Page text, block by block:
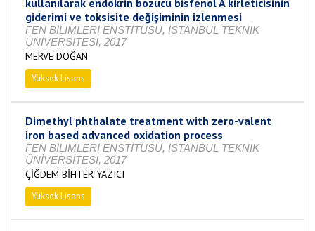
kullanılarak endokrin bozucu bisfenol A kirleticisinin
giderimi ve toksisite değişiminin izlenmesi
FEN BİLİMLERİ ENSTİTÜSÜ, İSTANBUL TEKNİK
ÜNİVERSİTESİ, 2017
MERVE DOĞAN
Yüksek Lisans
Dimethyl phthalate treatment with zero-valent
iron based advanced oxidation process
FEN BİLİMLERİ ENSTİTÜSÜ, İSTANBUL TEKNİK
ÜNİVERSİTESİ, 2017
ÇİĞDEM BİHTER YAZICI
Yüksek Lisans